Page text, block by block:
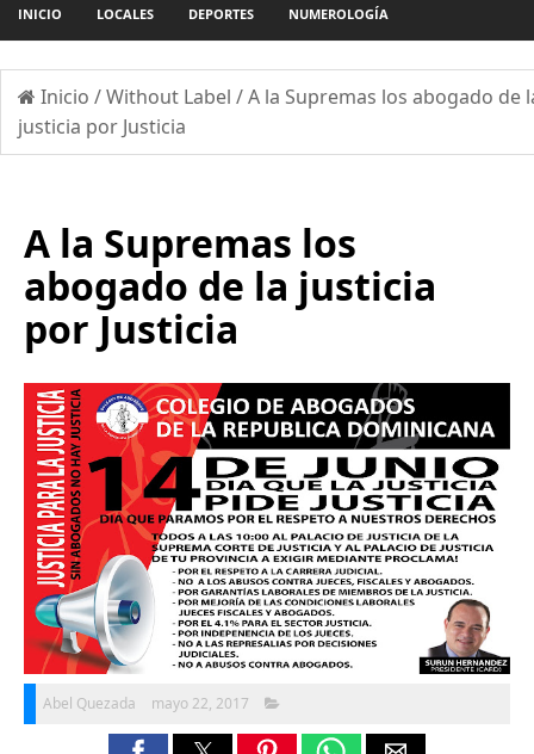
INICIO LOCALES DEPORTES NUMEROLOGÍA
Inicio /Without Label /A la Supremas los abogado de
justicia por Justicia
A la Supremas los
abogado de la justicia
por Justicia
Abel Quezada mayo 22, 2017